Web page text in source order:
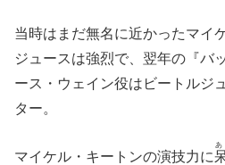
当時はまだ無名に近かったマイ
ジュースは強烈で、翌年の『バ
ース・ウェイン役はビートルジ
ター。
マイケル・キートンの演技力に
あ